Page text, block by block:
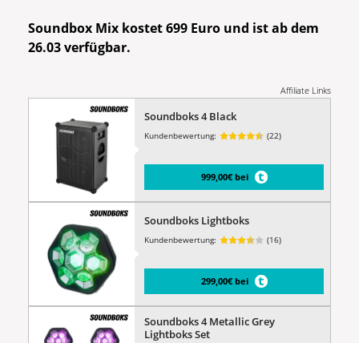
Soundbox Mix kostet 699 Euro und ist ab dem
26.03 verfügbar.
Affiliate Links
Soundboks 4 Black
Kundenbewertung: (22)
999,00€ bei
Soundboks Lightboks
Kundenbewertung: (16)
299,00€ bei
Soundboks 4 Metallic Grey
Lightboks Set